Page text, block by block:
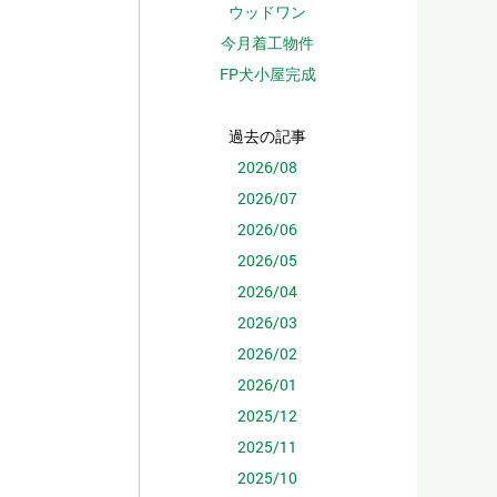
ウッドワン
今月着工物件
FP犬小屋完成
過去の記事
2026/08
2026/07
2026/06
2026/05
2026/04
2026/03
2026/02
2026/01
2025/12
2025/11
2025/10